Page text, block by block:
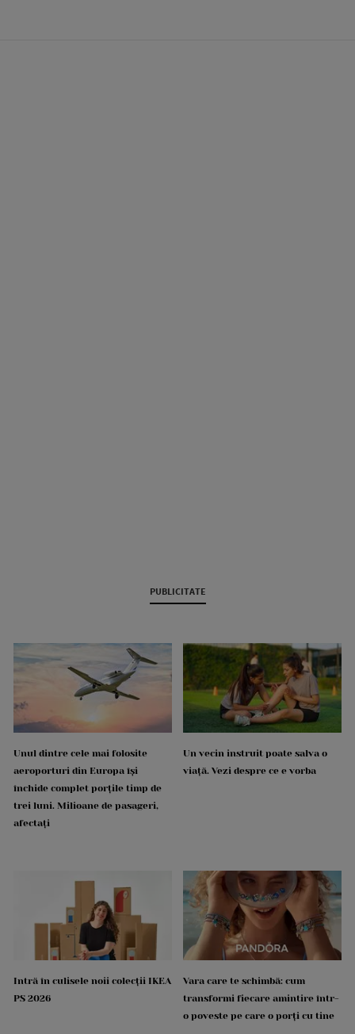
PUBLICITATE
Unul dintre cele mai folosite
aeroporturi din Europa își
închide complet porțile timp de
trei luni. Milioane de pasageri,
afectați
Un vecin instruit poate salva o
viață. Vezi despre ce e vorba
Intră în culisele noii colecții IKEA
PS 2026
Vara care te schimbă: cum
transformi fiecare amintire într-
o poveste pe care o porți cu tine